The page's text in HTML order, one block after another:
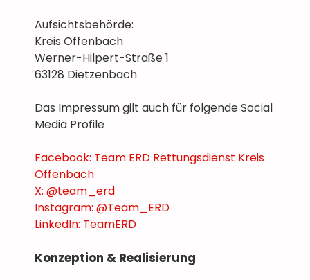
Aufsichtsbehörde:
Kreis Offenbach
Werner-Hilpert-Straße 1
63128 Dietzenbach
Das Impressum gilt auch für folgende Social
Media Profile
Facebook: Team ERD Rettungsdienst Kreis
Offenbach
X: @team_erd
Instagram: @Team_ERD
LinkedIn: TeamERD
Konzeption & Realisierung